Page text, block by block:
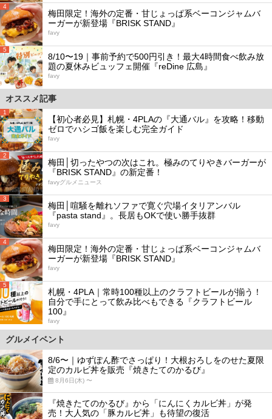
4
梅田限定！海外の定番・甘じょっぱ系ベーコンジャムバ
ーガーが新登場『BRISK STAND』
favy
5
8/10〜19｜事前予約で500円引き！最大4時間食べ飲み放
題の夏休みビュッフェ開催『reDine 広島』
favy
オススメ記事
1
【初心者必見】札幌・4PLAの『大通バル』を攻略！移動
ゼロでハシゴ飯を楽しむ完全ガイド
favy
2
梅田│切ったやつの次はこれ。極みのてりやきバーガーが
『BRISK STAND』の新定番！
favyグルメニュース
3
梅田│喧騒を離れソファで寛ぐ穴場イタリアンバル
『pasta stand』。長居もOKで使い勝手抜群
favy
4
梅田限定！海外の定番・甘じょっぱ系ベーコンジャムバ
ーガーが新登場『BRISK STAND』
favy
5
札幌・4PLA｜常時100種以上のクラフトビールが揃う！
自分で手にとって飲み比べもできる『クラフトビール
100』
favy
グルメイベント
8/6〜｜ゆずぽん酢でさっぱり！大根おろしをのせた夏限
定のカルビ丼を販売『焼きたてのかるび』
8月6日(木) 〜
『焼きたてのかるび』から「にんにくカルビ丼」が発
売！大人気の「豚カルビ丼」も待望の復活